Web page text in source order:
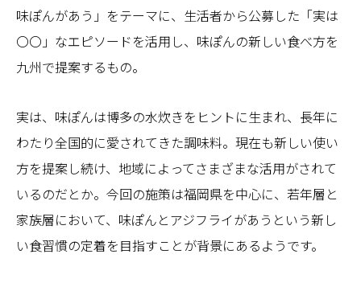
味ぽんがあう」をテーマに、生活者から公募した「実は
〇〇」なエピソードを活用し、味ぽんの新しい食べ方を
九州で提案するもの。
実は、味ぽんは博多の水炊きをヒントに生まれ、長年に
わたり全国的に愛されてきた調味料。現在も新しい使い
方を提案し続け、地域によってさまざまな活用がされて
いるのだとか。今回の施策は福岡県を中心に、若年層と
家族層において、味ぽんとアジフライがあうという新し
い食習慣の定着を目指すことが背景にあるようです。